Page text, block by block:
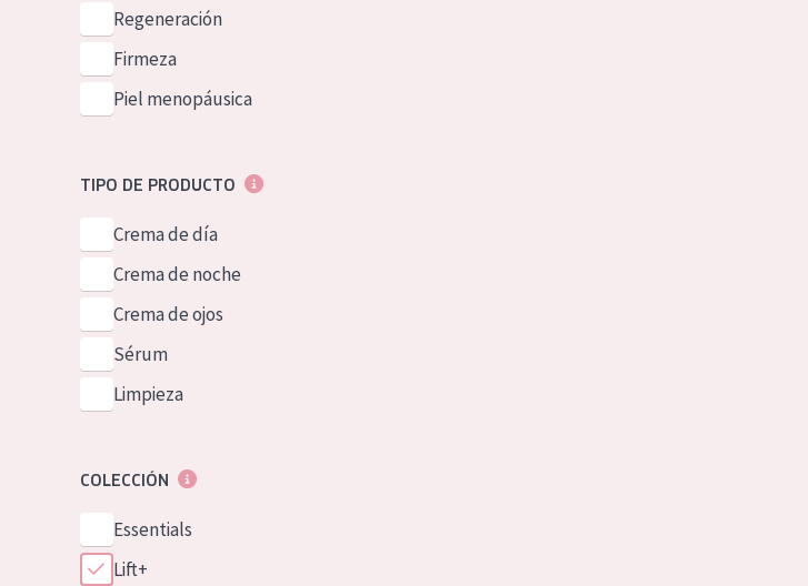
German
Spanish
Greek
Regeneración
Firmeza
Piel menopáusica
TIPO DE PRODUCTO
Crema de día
Crema de noche
Crema de ojos
Sérum
Limpieza
COLECCIÓN
Essentials
Lift+